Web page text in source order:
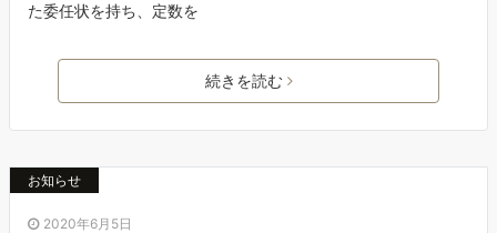
た委任状を持ち、定数を
続きを読む
お知らせ
2020年6月5日